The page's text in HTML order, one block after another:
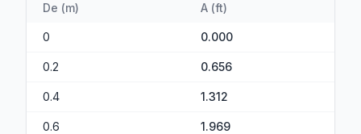
De (m) A (ft)
0 0.000
0.2 0.656
0.4 1.312
0.6 1.969